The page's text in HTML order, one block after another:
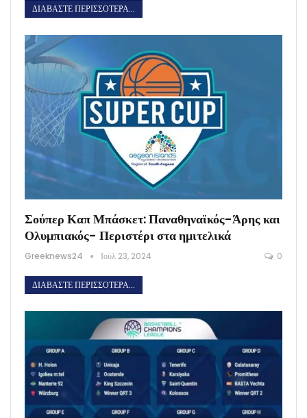
ΔΙΑΒΆΣΤΕ ΠΕΡΙΣΣΌΤΕΡΑ...
Σούπερ Καπ Μπάσκετ: Παναθηναϊκός-Άρης και
Ολυμπιακός- Περιστέρι στα ημιτελικά
Greeknews24 Ιούλ 23, 2024 0
ΔΙΑΒΆΣΤΕ ΠΕΡΙΣΣΌΤΕΡΑ...